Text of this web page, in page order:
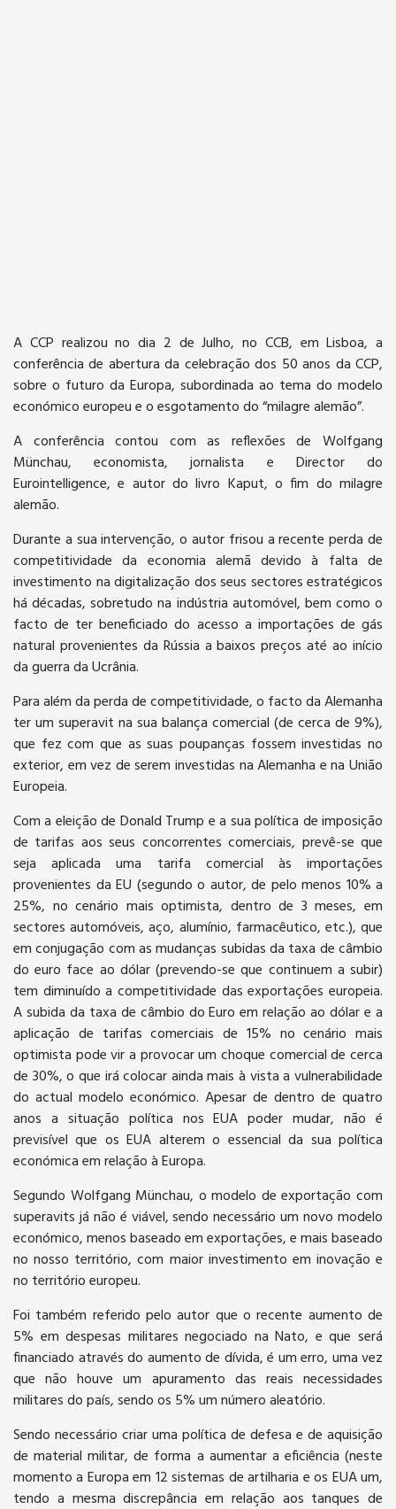
A CCP realizou no dia 2 de Julho, no CCB, em Lisboa, a
conferência de abertura da celebração dos 50 anos da CCP,
sobre o futuro da Europa, subordinada ao tema do modelo
económico europeu e o esgotamento do “milagre alemão”.
A conferência contou com as reflexões de Wolfgang
Münchau, economista, jornalista e Director do
Eurointelligence, e autor do livro Kaput, o fim do milagre
alemão.
Durante a sua intervenção, o autor frisou a recente perda de
competitividade da economia alemã devido à falta de
investimento na digitalização dos seus sectores estratégicos
há décadas, sobretudo na indústria automóvel, bem como o
facto de ter beneficiado do acesso a importações de gás
natural provenientes da Rússia a baixos preços até ao início
da guerra da Ucrânia.
Para além da perda de competitividade, o facto da Alemanha
ter um superavit na sua balança comercial (de cerca de 9%),
que fez com que as suas poupanças fossem investidas no
exterior, em vez de serem investidas na Alemanha e na União
Europeia.
Com a eleição de Donald Trump e a sua política de imposição
de tarifas aos seus concorrentes comerciais, prevê-se que
seja aplicada uma tarifa comercial às importações
provenientes da EU (segundo o autor, de pelo menos 10% a
25%, no cenário mais optimista, dentro de 3 meses, em
sectores automóveis, aço, alumínio, farmacêutico, etc.), que
em conjugação com as mudanças subidas da taxa de câmbio
do euro face ao dólar (prevendo-se que continuem a subir)
tem diminuído a competitividade das exportações europeia.
A subida da taxa de câmbio do Euro em relação ao dólar e a
aplicação de tarifas comerciais de 15% no cenário mais
optimista pode vir a provocar um choque comercial de cerca
de 30%, o que irá colocar ainda mais à vista a vulnerabilidade
do actual modelo económico. Apesar de dentro de quatro
anos a situação política nos EUA poder mudar, não é
previsível que os EUA alterem o essencial da sua política
económica em relação à Europa.
Segundo Wolfgang Münchau, o modelo de exportação com
superavits já não é viável, sendo necessário um novo modelo
económico, menos baseado em exportações, e mais baseado
no nosso território, com maior investimento em inovação e
no território europeu.
Foi também referido pelo autor que o recente aumento de
5% em despesas militares negociado na Nato, e que será
financiado através do aumento de dívida, é um erro, uma vez
que não houve um apuramento das reais necessidades
militares do país, sendo os 5% um número aleatório.
Sendo necessário criar uma política de defesa e de aquisição
de material militar, de forma a aumentar a eficiência (neste
momento a Europa em 12 sistemas de artilharia e os EUA um,
tendo a mesma discrepância em relação aos tanques de